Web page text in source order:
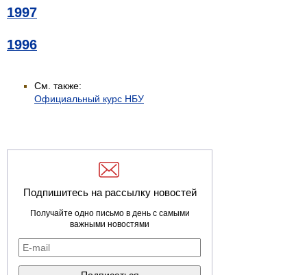
1997
1996
См. также:
Официальный курс НБУ
Подпишитесь на рассылку новостей
Получайте одно письмо в день с самыми
важными новостями